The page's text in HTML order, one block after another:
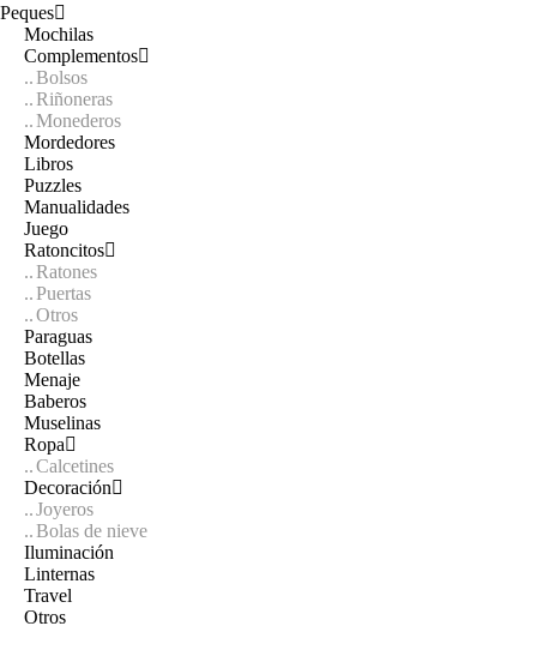
Peques
Mochilas
Complementos
Bolsos
Riñoneras
Monederos
Mordedores
Libros
Puzzles
Manualidades
Juego
Ratoncitos
Ratones
Puertas
Otros
Paraguas
Botellas
Menaje
Baberos
Muselinas
Ropa
Calcetines
Decoración
Joyeros
Bolas de nieve
Iluminación
Linternas
Travel
Otros